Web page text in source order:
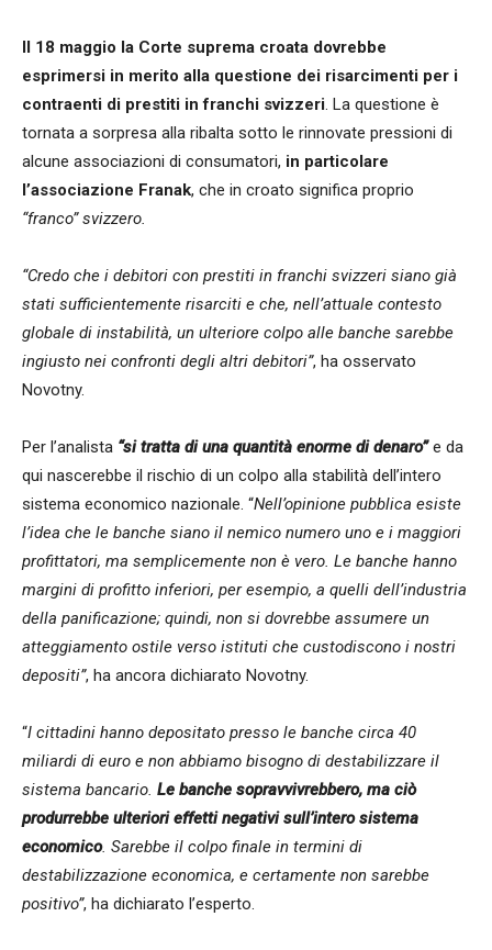
Il 18 maggio la Corte suprema croata dovrebbe
esprimersi in merito alla questione dei risarcimenti per i
contraenti di prestiti in franchi svizzeri. La questione è
tornata a sorpresa alla ribalta sotto le rinnovate pressioni di
alcune associazioni di consumatori, in particolare
l’associazione Franak, che in croato significa proprio
“franco” svizzero.
“Credo che i debitori con prestiti in franchi svizzeri siano già
stati sufficientemente risarciti e che, nell’attuale contesto
globale di instabilità, un ulteriore colpo alle banche sarebbe
ingiusto nei confronti degli altri debitori”, ha osservato
Novotny.
Per l’analista “si tratta di una quantità enorme di denaro”e da
qui nascerebbe il rischio di un colpo alla stabilità dell’intero
sistema economico nazionale. “Nell’opinione pubblica esiste
l’idea che le banche siano il nemico numero uno e i maggiori
profittatori, ma semplicemente non è vero. Le banche hanno
margini di profitto inferiori, per esempio, a quelli dell’industria
della panificazione; quindi, non si dovrebbe assumere un
atteggiamento ostile verso istituti che custodiscono i nostri
depositi”, ha ancora dichiarato Novotny.
“I cittadini hanno depositato presso le banche circa 40
miliardi di euro e non abbiamo bisogno di destabilizzare il
sistema bancario. Le banche sopravvivrebbero, ma ciò
produrrebbe ulteriori effetti negativi sull’intero sistema
economico. Sarebbe il colpo finale in termini di
destabilizzazione economica, e certamente non sarebbe
positivo”, ha dichiarato l’esperto.